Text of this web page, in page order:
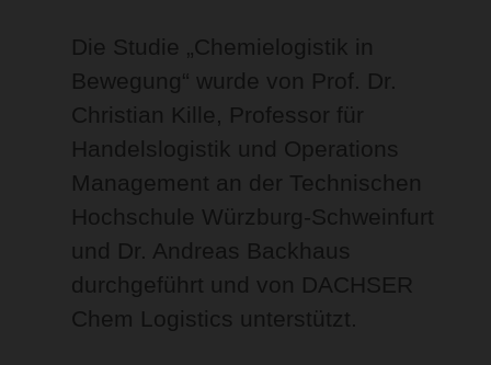
Die Studie „Chemielogistik in
Bewegung“ wurde von Prof. Dr.
Christian Kille, Professor für
Handelslogistik und Operations
Management an der Technischen
Hochschule Würzburg-Schweinfurt
und Dr. Andreas Backhaus
durchgeführt und von DACHSER
Chem Logistics unterstützt.